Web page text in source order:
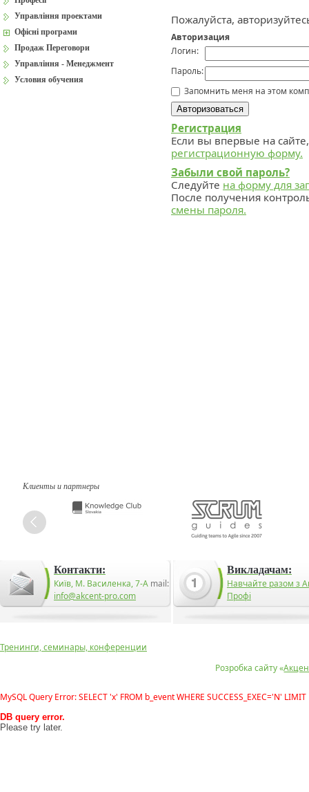
Пожалуйста,
Авторизация
Логин:
Пароль:
Запомнить меня на этом
Регистрация
Если вы впервые на
регистрационную форму.
Забыли свой пароль?
Следуйте на форму для
После получения
смены пароля.
Управління проектами
Офісні програми
Продаж Переговори
Управління - Менеджмент
Условия обучения
Клиенты и партнеры
Контакти:
Київ, М. Василенка, 7-А mail:
info@akcent-pro.com
Викладачам:
Навчайте разом з
Профі
Розробка сайту «
Тренинги, семинары, конференции
MySQL Query Error: SELECT 'x' FROM b_event WHERE SUCCESS_EXEC='N' LIMIT
DB query error.
Please try later.